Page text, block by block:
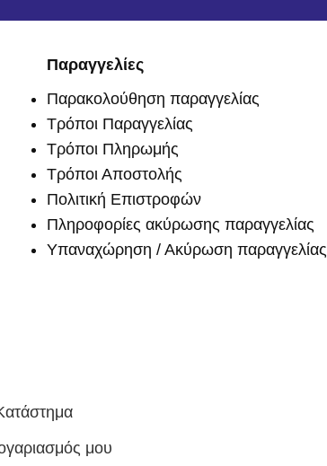
Παραγγελίες
Παρακολούθηση παραγγελίας
Τρόποι Παραγγελίας
Τρόποι Πληρωμής
Τρόποι Αποστολής
Πολιτική Επιστροφών
Πληροφορίες ακύρωσης παραγγελίας
Υπαναχώρηση / Ακύρωση παραγγελίας
μου